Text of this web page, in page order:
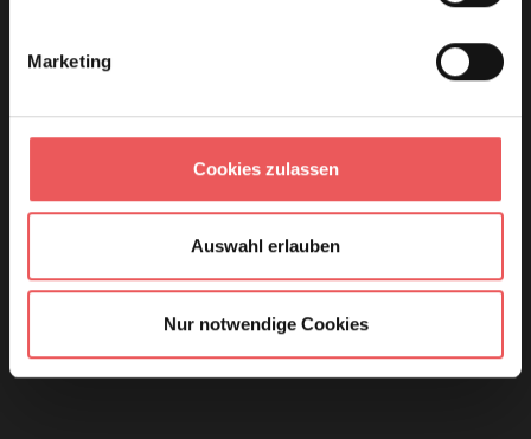
Marketing
Cookies zulassen
Auswahl erlauben
Nur notwendige Cookies